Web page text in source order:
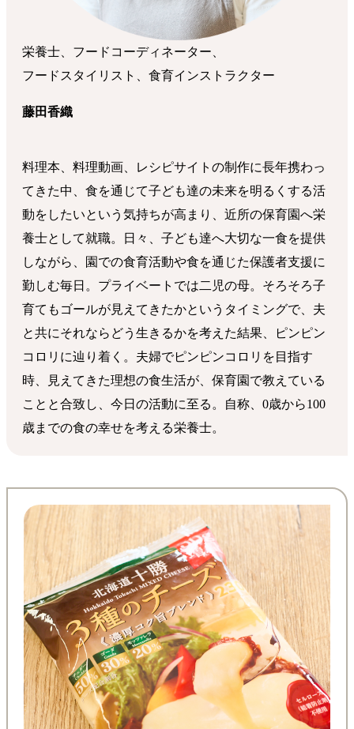
栄養士、フードコーディネーター、
フードスタイリスト、食育インストラクター
藤田香織
料理本、料理動画、レシピサイトの制作に長年携わっ
てきた中、食を通じて子ども達の未来を明るくする活
動をしたいという気持ちが高まり、近所の保育園へ栄
養士として就職。日々、子ども達へ大切な一食を提供
しながら、園での食育活動や食を通じた保護者支援に
勤しむ毎日。プライベートでは二児の母。そろそろ子
育てもゴールが見えてきたかというタイミングで、夫
と共にそれならどう生きるかを考えた結果、ピンピン
コロリに辿り着く。夫婦でピンピンコロリを目指す
時、見えてきた理想の食生活が、保育園で教えている
ことと合致し、今日の活動に至る。自称、0歳から100
歳までの食の幸せを考える栄養士。